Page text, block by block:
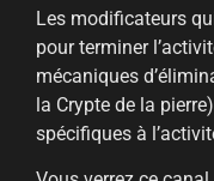
Les modificateurs
pour terminer
mécaniques
la Crypte de la
spécifiques à